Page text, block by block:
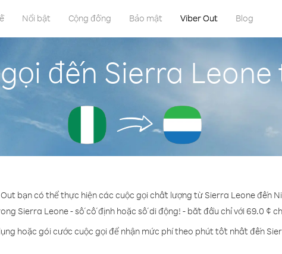
Nổi bật Cộng đồng Bảo mật Viber Out Blog
đến Sierra
bạn có thể thực hiện các cuộc gọi chất lượng từ Sierra Leone đến
Sierra Leone - số cố định hoặc số di động! - bắt đầu chỉ với 69.0 ¢
hoặc gói cước cuộc gọi để nhận mức phí theo phút tốt nhất đến